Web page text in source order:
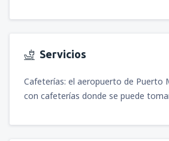
Servicios
Cafeterías: el aeropuerto de Puerto
con cafeterías donde se puede